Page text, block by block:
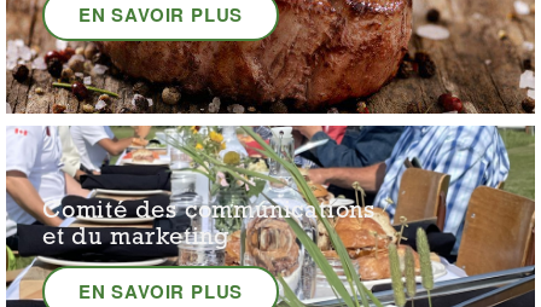
EN SAVOIR PLUS
Comité des communications
et du marketing
EN SAVOIR PLUS